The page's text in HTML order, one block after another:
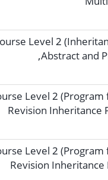
Course Level 2
,Abstract and
Course Level 2
Revision Inheritance
Course Level 2
Revision Inheritance